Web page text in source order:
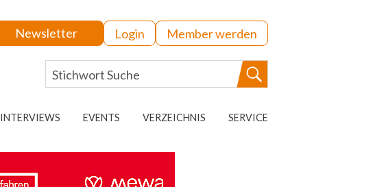
Newsletter Login Member werden
INTERVIEWS EVENTS VERZEICHNIS SERVICE